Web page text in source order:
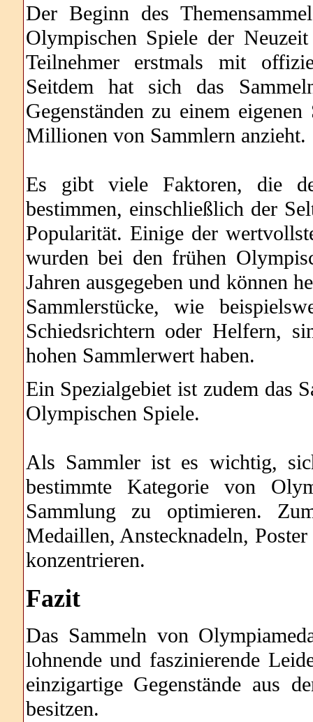
Der Beginn des
Olympischen Spiele der
Teilnehmer erstmals mit
Seitdem hat sich das
Gegenständen zu einem
Millionen von Sammlern anzieht.
Es gibt viele Faktoren, die
bestimmen, einschließlich der
Popularität. Einige der
wurden bei den frühen
Jahren ausgegeben und können
Sammlerstücke, wie
Schiedsrichtern oder Helfern,
hohen Sammlerwert haben.
Ein Spezialgebiet ist zudem das
Olympischen Spiele.
Als Sammler ist es wichtig,
bestimmte Kategorie von
Sammlung zu optimieren.
Medaillen, Anstecknadeln,
konzentrieren.
Fazit
Das Sammeln von
lohnende und faszinierende
einzigartige Gegenstände aus
besitzen.